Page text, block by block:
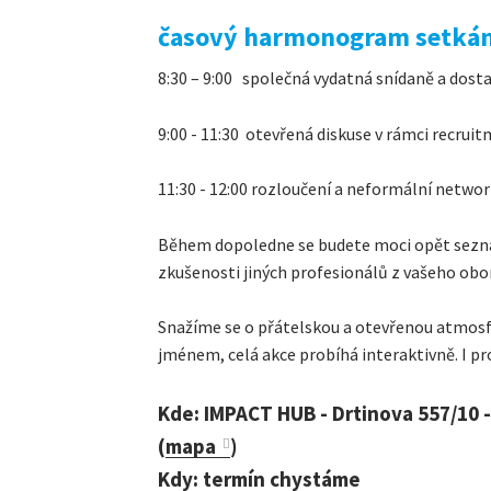
časový harmonogram
8:30 – 9:00 společná vydatná snídaně a
9:00 - 11:30 otevřená diskuse v rámci
11:30 - 12:00 rozloučení a neformální
Během dopoledne se budete moci opět
zkušenosti jiných profesionálů z vašeho
Snažíme se o přátelskou a otevřenou
jménem, celá akce probíhá interaktivně. I
Kde: IMPACT HUB - Drtinova 557/10
(mapa
)
Kdy: termín chystáme